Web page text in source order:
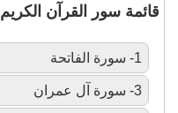
قائمة سور القرآن الكريم
1- سورة الفاتحة
3- سورة آل عمران